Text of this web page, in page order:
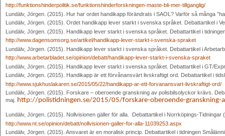
http://funktionshinderpolitik.se/funktionshinderforskningen-maste-bli-mer-tillganglig/
Lundälv, Jörgen. (2015). Hur har ordet handikapp förändrats i SAOL? Varför så många
Lundälv, Jörgen. (2015). Ordet handikapp lever starkt i svenska språket. Debattartikel i
Lundälv, Jörgen. (2015). Handikapp lever starkt i svenska språket. Debattartikel i
http://www.dagensomsorg.se/artikel/handikapp-lever-starkt-i-svenska-spraket
Lundälv, Jörgen. (2015). Handikapp lever starkt i svenska språket. Debattartikel i
http://www.arbetarbladet.se/opinion/debatt/handikapp-lever-starkt-i-svenska-spraket
Lundälv, Jörgen. (2015). Handikapp lever starkt i svenska språket. Debattartikel i GT/
Lundälv, Jörgen. (2015). Handikapp är ett förvånansvärt livskraftigt ord. Debattartikel i
http://www.sjukhuslakaren.se/2015/05/22/handikapp-ar-ett-forvanansvart-livskraftigt-ord/
Lundälv, Jörgen. (2015). Forskare – oberoende granskning av polisbilsolyckor krävs.
maj. http://polistidningen.se/2015/05/forskare-oberoende-granskning-
Lundälv, Jörgen. (2015). Nollvisionen gäller för alla. Debattartikel i Norrköpings-Tidningar
http://www.nt.se/opinion/debatt/nollvisionen-galler-for-alla-11039253.aspx
Lundälv, Jörgen. (2015). Ansvaret är en moralisk princip. Debattartikel i tidningen